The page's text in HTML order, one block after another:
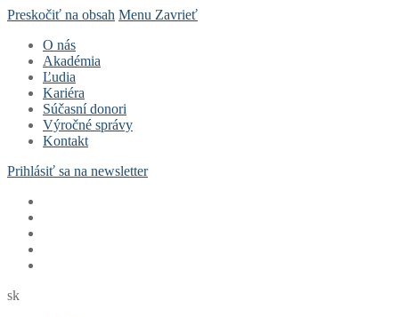
Preskočiť na obsah Menu Zavrieť
O nás
Akadémia
Ľudia
Kariéra
Súčasní donori
Výročné správy
Kontakt
Prihlásiť sa na newsletter
sk